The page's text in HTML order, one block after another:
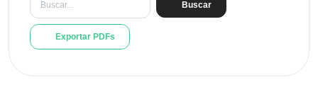
Buscar
Exportar PDFs